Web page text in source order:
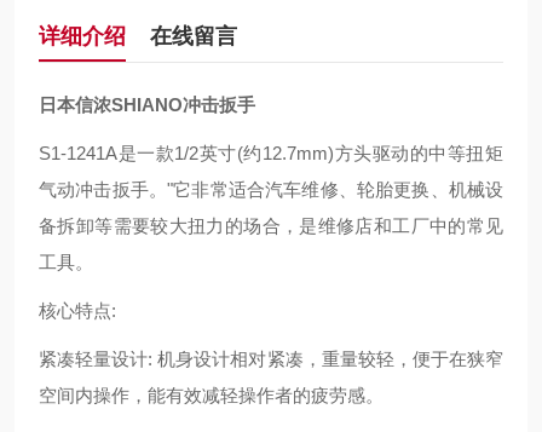
详细介绍 在线留言
日本信浓SHIANO冲击扳手
S1-1241A是一款1/2英寸(约12.7mm)方头驱动的中等扭矩
气动冲击扳手。"它非常适合汽车维修、轮胎更换、机械设
备拆卸等需要较大扭力的场合，是维修店和工厂中的常见
工具。
核心特点:
紧凑轻量设计: 机身设计相对紧凑，重量较轻，便于在狭窄
空间内操作，能有效减轻操作者的疲劳感。